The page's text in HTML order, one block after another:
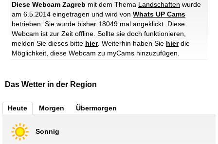
Diese Webcam Zagreb mit dem Thema Landschaften wurde
am 6.5.2014 eingetragen und wird von Whats UP Cams
betrieben. Sie wurde bisher 18049 mal angeklickt. Diese
Webcam ist zur Zeit offline. Sollte sie doch funktionieren,
melden Sie dieses bitte hier. Weiterhin haben Sie hierdie
Möglichkeit, diese Webcam zu myCams hinzuzufügen.
Das Wetter in der Region
Heute Morgen Übermorgen
Sonnig